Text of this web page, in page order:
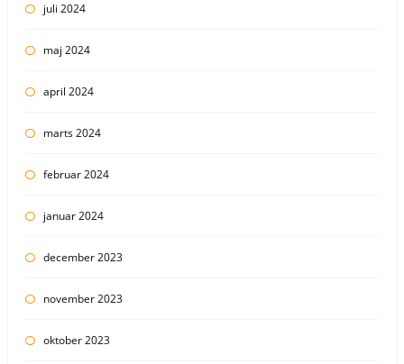
juli 2024
maj 2024
april 2024
marts 2024
februar 2024
januar 2024
december 2023
november 2023
oktober 2023